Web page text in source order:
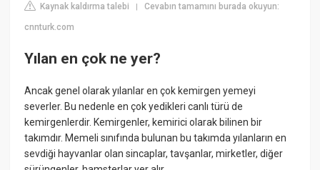
Kaynak kaldırma talebi |Cevabın tamamını burada okuyun:
cnnturk.com
Yılan en çok ne yer?
Ancak genel olarak yılanlar en çok kemirgen yemeyi
severler. Bu nedenle en çok yedikleri canlı türü de
kemirgenlerdir. Kemirgenler, kemirici olarak bilinen bir
takımdır. Memeli sınıfında bulunan bu takımda yılanların en
sevdiği hayvanlar olan sincaplar, tavşanlar, mirketler, diğer